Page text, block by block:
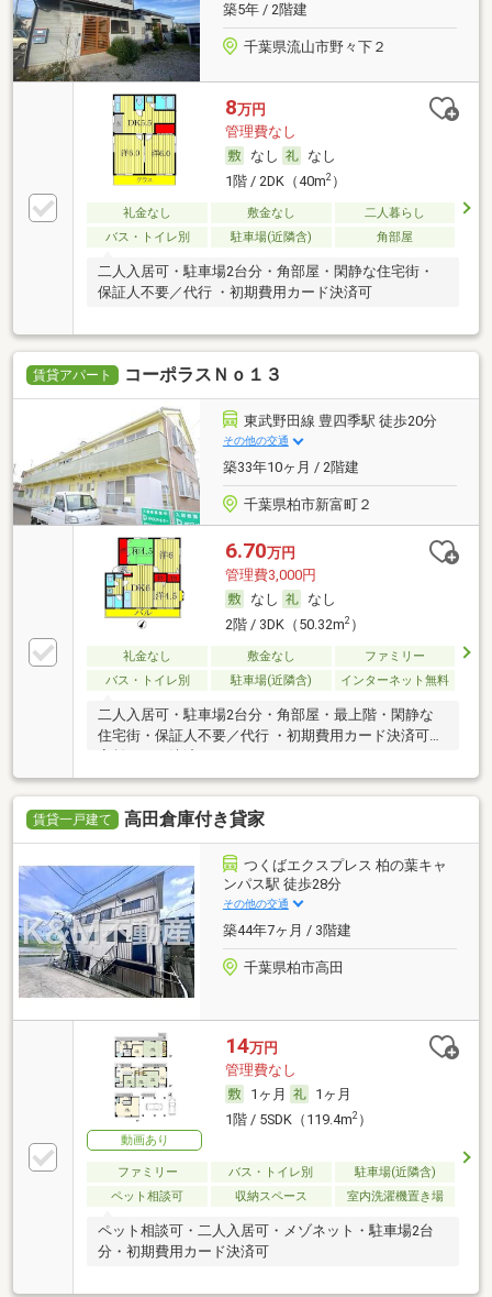
築5年 / 2階建
千葉県流山市野々下２
8万円
管理費なし
なし
なし
1階 / 2DK（40m2）
礼金なし 敷金なし
二人暮らし
バス・トイレ別
駐車場(近隣含) 角部屋
二人入居可・駐車場2台分・角部屋・閑静な住宅街・
保証人不要／代行 ・初期費用カード決済可
賃貸アパート コーポラスＮｏ１３
東武野田線 豊四季駅 徒歩20分
その他の交通
築33年10ヶ月 / 2階建
千葉県柏市新富町２
6.70万円
管理費3,000円
なし
なし
2階 / 3DK（50.32m2）
礼金なし 敷金なし
ファミリー
バス・トイレ別
駐車場(近隣含) インターネット無料
二人入居可・駐車場2台分・角部屋・最上階・閑静な
住宅街・保証人不要／代行 ・初期費用カード決済可・
家賃カード決済可
賃貸一戸建て 高田倉庫付き貸家
つくばエクスプレス 柏の葉キャ
ンパス駅 徒歩28分
その他の交通
築44年7ヶ月 / 3階建
千葉県柏市高田
動画あり
14万円
管理費なし
1ヶ月
1ヶ月
1階 / 5SDK（119.4m2）
ファミリー バス・トイレ別
駐車場(近隣含)
ペット相談可
収納スペース 室内洗濯機置き場
ペット相談可・二人入居可・メゾネット・駐車場2台
分・初期費用カード決済可